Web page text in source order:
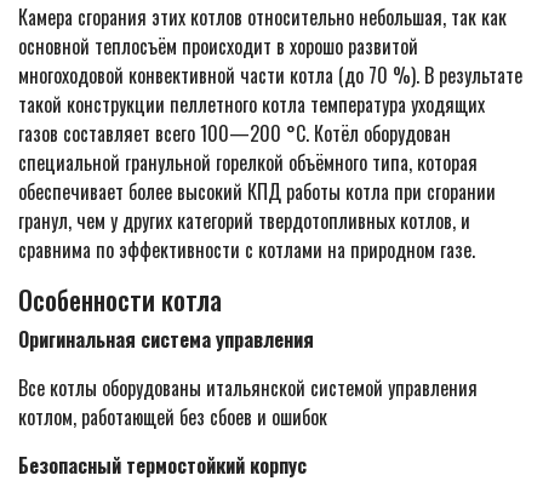
Камера сгорания этих котлов относительно небольшая, так как
основной теплосъём происходит в хорошо развитой
многоходовой конвективной части котла (до 70 %). В результате
такой конструкции пеллетного котла температура уходящих
газов составляет всего 100—200 °C. Котёл оборудован
специальной гранульной горелкой объёмного типа, которая
обеспечивает более высокий КПД работы котла при сгорании
гранул, чем у других категорий твердотопливных котлов, и
сравнима по эффективности с котлами на природном газе.
Особенности котла
Оригинальная система управления
Все котлы оборудованы итальянской системой управления
котлом, работающей без сбоев и ошибок
Безопасный термостойкий корпус